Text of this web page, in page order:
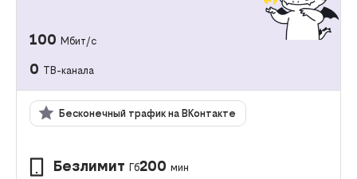
100 Мбит/с
0 ТВ-канала
Бесконечный трафик на ВКонтакте
Безлимит Гб200 мин